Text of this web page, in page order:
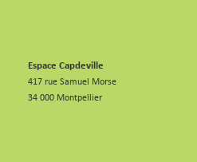
Espace Capdeville
417 rue Samuel Morse
34 000 Montpellier